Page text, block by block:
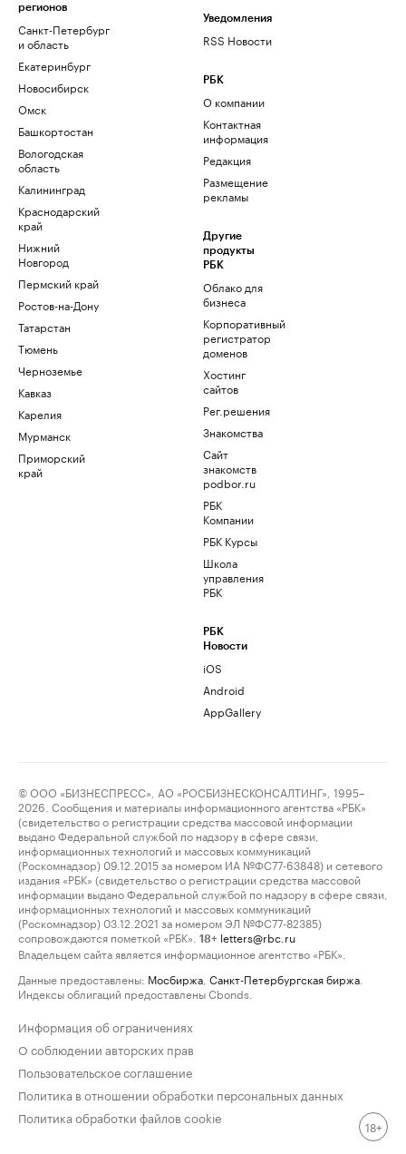
регионов
Санкт-Петербург
и область
Екатеринбург
Новосибирск
Омск
Башкортостан
Вологодская
область
Калининград
Краснодарский
край
Нижний
Новгород
Пермский край
Ростов-на-Дону
Татарстан
Тюмень
Черноземье
Кавказ
Карелия
Мурманск
Приморский
край
Уведомления
RSS Новости
РБК
О компании
Контактная
информация
Редакция
Размещение
рекламы
Другие
продукты
РБК
Облако для
бизнеса
Корпоративный
регистратор
доменов
Хостинг
сайтов
Рег.решения
Знакомства
Сайт
знакомств
podbor.ru
РБК
Компании
РБК Курсы
Школа
управления
РБК
РБК
Новости
iOS
Android
AppGallery
© ООО «БИЗНЕСПРЕСС», АО «РОСБИЗНЕСКОНСАЛТИНГ», 1995–
2026. Сообщения и материалы информационного агентства «РБК»
(свидетельство о регистрации средства массовой информации
выдано Федеральной службой по надзору в сфере связи,
информационных технологий и массовых коммуникаций
(Роскомнадзор) 09.12.2015 за номером ИА №ФС77-63848) и сетевого
издания «РБК» (свидетельство о регистрации средства массовой
информации выдано Федеральной службой по надзору в сфере связи,
информационных технологий и массовых коммуникаций
(Роскомнадзор) 03.12.2021 за номером ЭЛ №ФС77-82385)
сопровождаются пометкой «РБК».
18+ letters@rbc.ru
Владельцем сайта является информационное агентство «РБК».
Данные предоставлены: Мосбиржа Санкт-Петербургская биржа
Индексы облигаций предоставлены Cbonds.
Информация об ограничениях
О соблюдении авторских прав
Пользовательское соглашение
Политика в отношении обработки персональных данных
Политика обработки файлов cookie
18+